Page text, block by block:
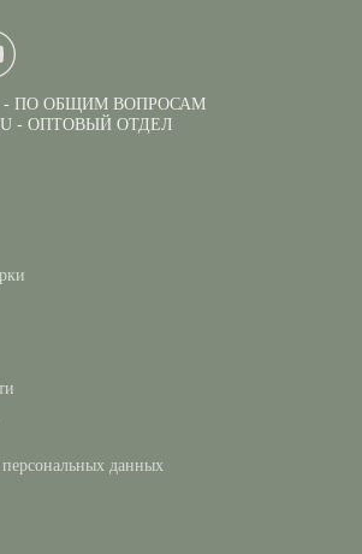
- ПО ОБЩИМ ВОПРОСАМ
- ОПТОВЫЙ ОТДЕЛ
данных